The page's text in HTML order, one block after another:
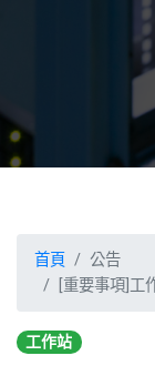
首頁
公告
[重要事項]工
工作站